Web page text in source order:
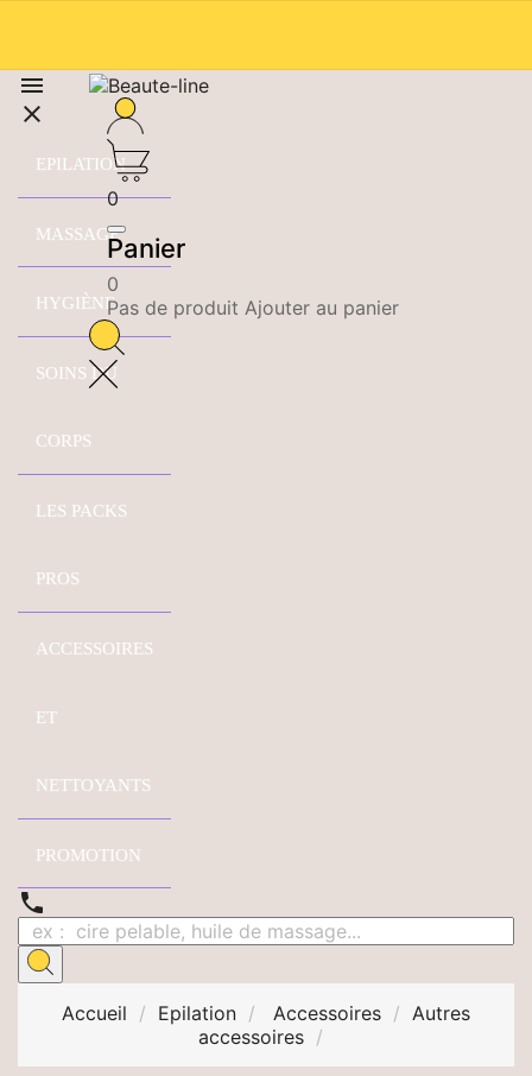


EPILATION
MASSAGE
HYGIÈNE
SOINS DU
CORPS
LES PACKS
PROS
ACCESSOIRES
ET
NETTOYANTS
PROMOTION

0
Panier
0
Pas de produit Ajouter au panier
Accueil Epilation Accessoires
Autres
accessoires